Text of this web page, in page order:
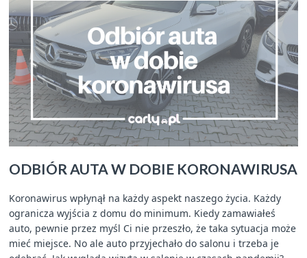
ODBIÓR AUTA W DOBIE KORONAWIRUSA
Koronawirus wpłynął na każdy aspekt naszego życia. Każdy
ogranicza wyjścia z domu do minimum. Kiedy zamawiałeś
auto, pewnie przez myśl Ci nie przeszło, że taka sytuacja może
mieć miejsce. No ale auto przyjechało do salonu i trzeba je